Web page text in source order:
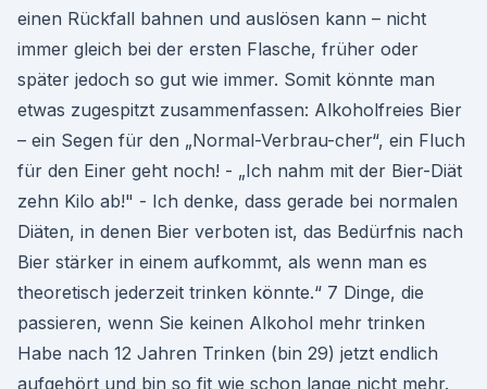
einen Rückfall bahnen und auslösen kann – nicht
immer gleich bei der ersten Flasche, früher oder
später jedoch so gut wie immer. Somit könnte man
etwas zugespitzt zusammenfassen: Alkoholfreies Bier
– ein Segen für den „Normal-Verbrau-cher“, ein Fluch
für den Einer geht noch! - „Ich nahm mit der Bier-Diät
zehn Kilo ab!" - Ich denke, dass gerade bei normalen
Diäten, in denen Bier verboten ist, das Bedürfnis nach
Bier stärker in einem aufkommt, als wenn man es
theoretisch jederzeit trinken könnte.“ 7 Dinge, die
passieren, wenn Sie keinen Alkohol mehr trinken
Habe nach 12 Jahren Trinken (bin 29) jetzt endlich
aufgehört und bin so fit wie schon lange nicht mehr.